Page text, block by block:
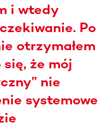
i wtedy
Po
otrzymałem
że mój
nie
systemowe